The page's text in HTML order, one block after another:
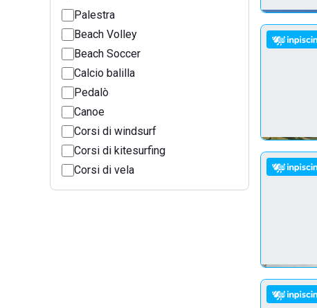
Palestra
Beach Volley
Beach Soccer
Calcio balilla
Pedalò
Canoe
Corsi di windsurf
Corsi di kitesurfing
Corsi di vela